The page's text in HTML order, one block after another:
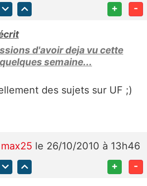
+ -
d'avoir deja vu cette
semaine...
des sujets sur UF ;)
max25 le 26/10/2010 à 13h46
+ -